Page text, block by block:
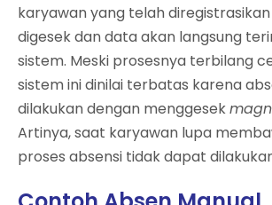
karyawan yang telah
digesek dan data akan langsung
sistem. Meski prosesnya terbilang
sistem ini dinilai terbatas karena
dilakukan dengan menggesek
Artinya, saat karyawan lupa
proses absensi tidak dapat